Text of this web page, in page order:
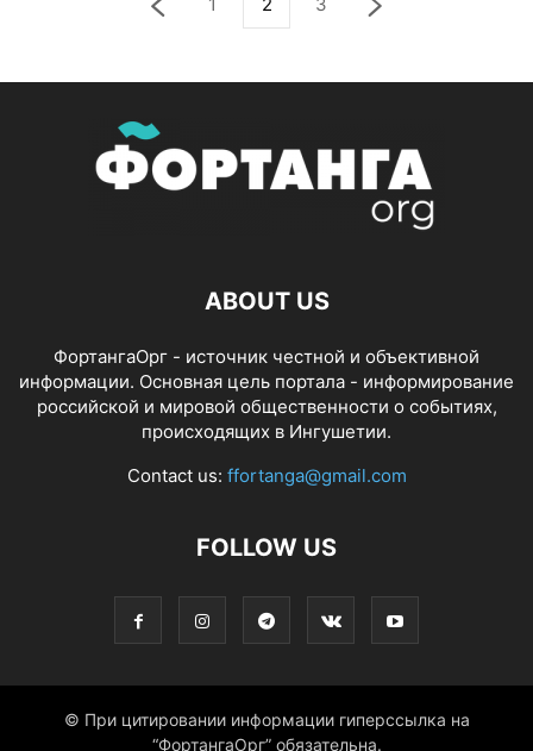
ABOUT US
ФортангаОрг - источник честной и объективной
информации. Основная цель портала - информирование
российской и мировой общественности о событиях,
происходящих в Ингушетии.
Contact us: ffortanga@gmail.com
FOLLOW US
© При цитировании информации гиперссылка на
“ФортангаОрг” обязательна.